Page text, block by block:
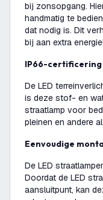
bij zonsopgang.
handmatig te
dat nodig is. Dit
bij aan extra
IP66-certificering
De LED
is deze stof- en
straatlamp voor
pleinen en andere
Eenvoudige
De LED
Doordat de LED
aansluitpunt, kan